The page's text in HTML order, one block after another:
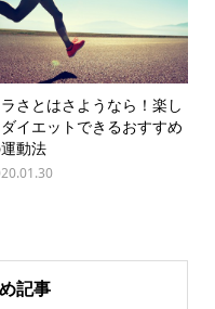
さとはさようなら！楽し
ダイエットできるおすすめ
動法
記事